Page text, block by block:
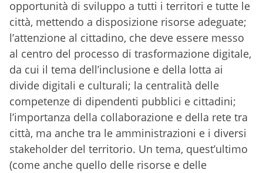
opportunità di sviluppo a tutti i territori e tutte le
città, mettendo a disposizione risorse adeguate;
l’attenzione al cittadino, che deve essere messo
al centro del processo di trasformazione digitale,
da cui il tema dell’inclusione e della lotta ai
divide digitali e culturali; la centralità delle
competenze di dipendenti pubblici e cittadini;
l’importanza della collaborazione e della rete tra
città, ma anche tra le amministrazioni e i diversi
stakeholder del territorio. Un tema, quest’ultimo
(come anche quello delle risorse e delle